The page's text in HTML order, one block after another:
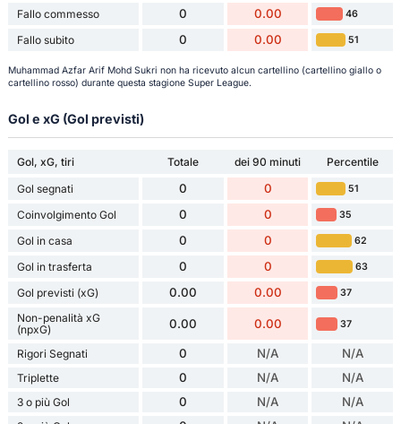
Fallo commesso 0 0.00 46
Fallo subito 0 0.00 51
Muhammad Azfar Arif Mohd Sukri non ha ricevuto alcun cartellino (cartellino giallo o
cartellino rosso) durante questa stagione Super League.
Gol e xG (Gol previsti)
Gol, xG, tiri Totale dei 90 minuti
Percentile
Gol segnati
0 0 51
Coinvolgimento Gol 0 0 35
Gol in casa 0 0 62
Gol in trasferta 0 0 63
Gol previsti (xG) 0.00 0.00 37
Non-penalità xG
(npxG)
0.00 0.00 37
Rigori Segnati 0 N/A N/A
Triplette 0 N/A N/A
3 o più Gol 0 N/A N/A